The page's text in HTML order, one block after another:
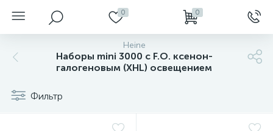
0 0
Heine
Наборы mini 3000 с F.O. ксенон-
галогеновым (XHL) освещением
Фильтр